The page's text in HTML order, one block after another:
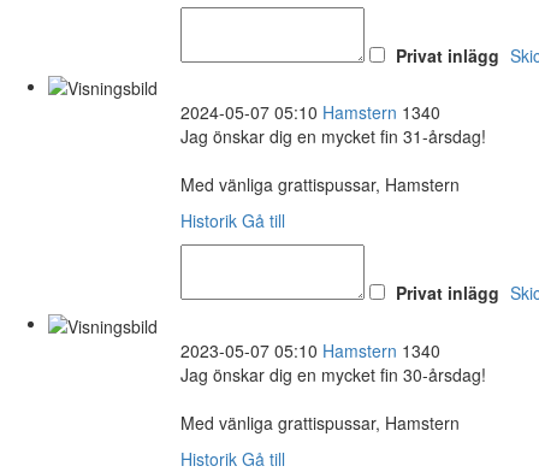
Privat inlägg
2024-05-07 05:10 Hamstern 1340
Jag önskar dig en mycket fin 31-årsdag!
Med vänliga grattispussar, Hamstern
Historik Gå till
Privat inlägg
2023-05-07 05:10 Hamstern 1340
Jag önskar dig en mycket fin 30-årsdag!
Med vänliga grattispussar, Hamstern
Historik Gå till